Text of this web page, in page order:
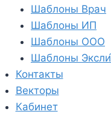
Шаблоны Врач
Шаблоны ИП
Шаблоны ООО
Шаблоны
Контакты
Векторы
Кабинет